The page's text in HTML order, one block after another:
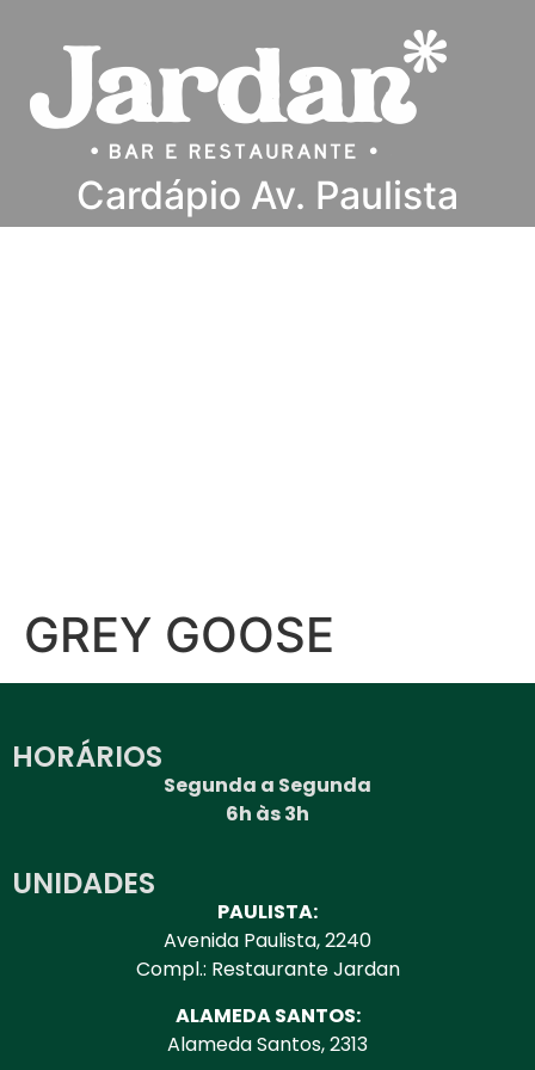
Cardápio Av. Paulista
GREY GOOSE
HORÁRIOS
Segunda a Segunda
6h às 3h
UNIDADES
PAULISTA:
Avenida Paulista, 2240
Compl.: Restaurante Jardan
ALAMEDA SANTOS:
Alameda Santos, 2313